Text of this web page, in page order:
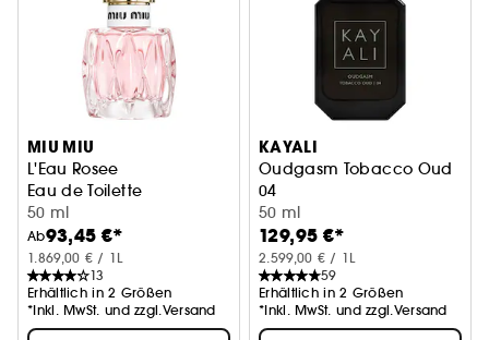
MIU MIU
L'Eau Rosee
Eau de Toilette
50 ml
Ab93,45 €*
1.869,00 € / 1L
13
Erhältlich in 2 Größen
*Inkl. MwSt. und zzgl.Versand
KAYALI
Oudgasm Tobacco Oud
04
Eau de Parfum Intense
50 ml
129,95 €*
2.599,00 € / 1L
59
Erhältlich in 2 Größen
*Inkl. MwSt. und zzgl.Versand